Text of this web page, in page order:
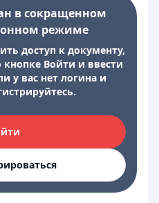
в сокращенном
режиме
доступ к документу,
Войти и ввести
у вас нет логина и